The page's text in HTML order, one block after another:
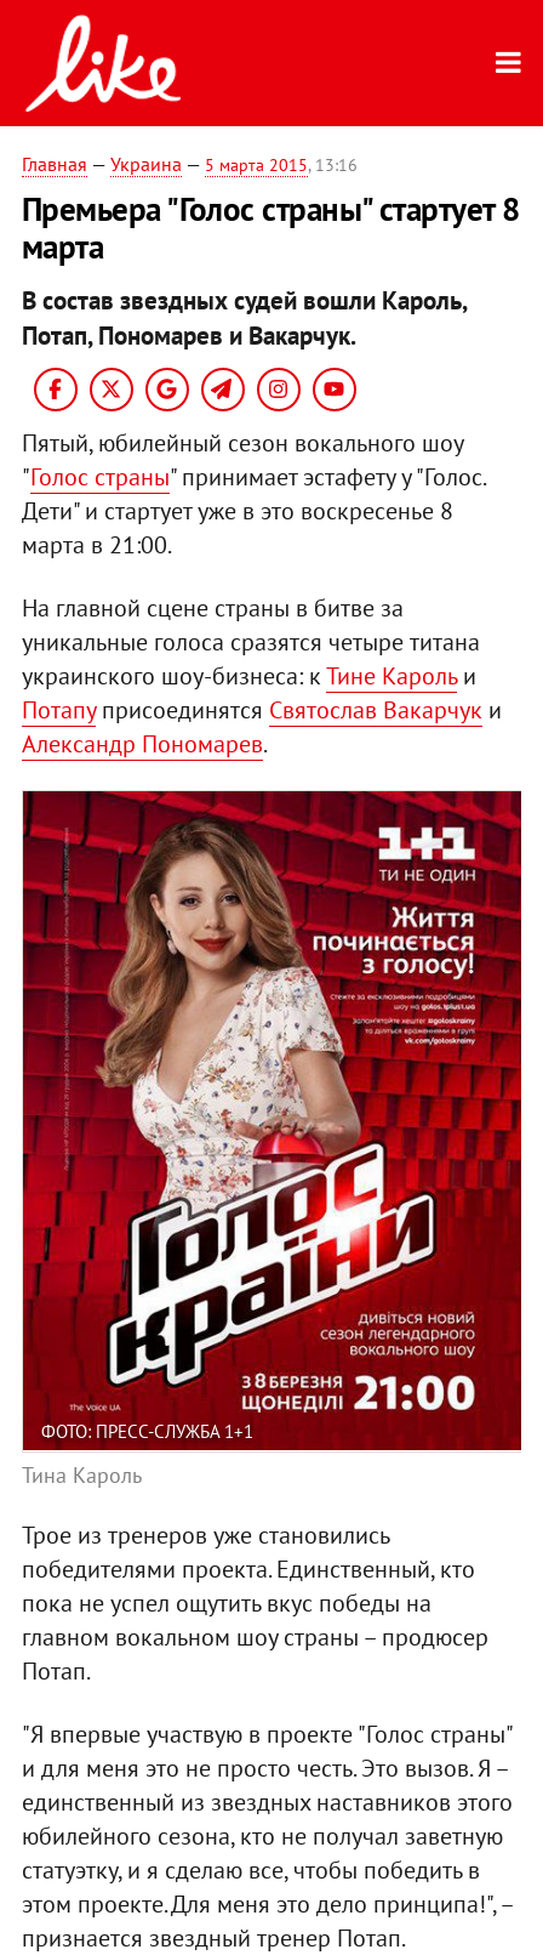
Главная — Украина — 5 марта 2015, 13:16
Премьера "Голос страны" стартует 8
марта
В состав звездных судей вошли Кароль,
Потап, Пономарев и Вакарчук.
Пятый, юбилейный сезон вокального шоу
"Голос страны" принимает эстафету у "Голос.
Дети" и стартует уже в это воскресенье 8
марта в 21:00.
На главной сцене страны в битве за
уникальные голоса сразятся четыре титана
украинского шоу-бизнеса: кТине Карольи
Потапуприсоединятся Святослав Вакарчук и
Александр Пономарев.
ФОТО: ПРЕСС-СЛУЖБА 1+1
Тина Кароль
Трое из тренеров уже становились
победителями проекта. Единственный, кто
пока не успел ощутить вкус победы на
главном вокальном шоу страны – продюсер
Потап.
"Я впервые участвую в проекте "Голос страны"
и для меня это не просто честь. Это вызов. Я –
единственный из звездных наставников этого
юбилейного сезона, кто не получал заветную
статуэтку, и я сделаю все, чтобы победить в
этом проекте. Для меня это дело принципа!", –
признается звездный тренер Потап.